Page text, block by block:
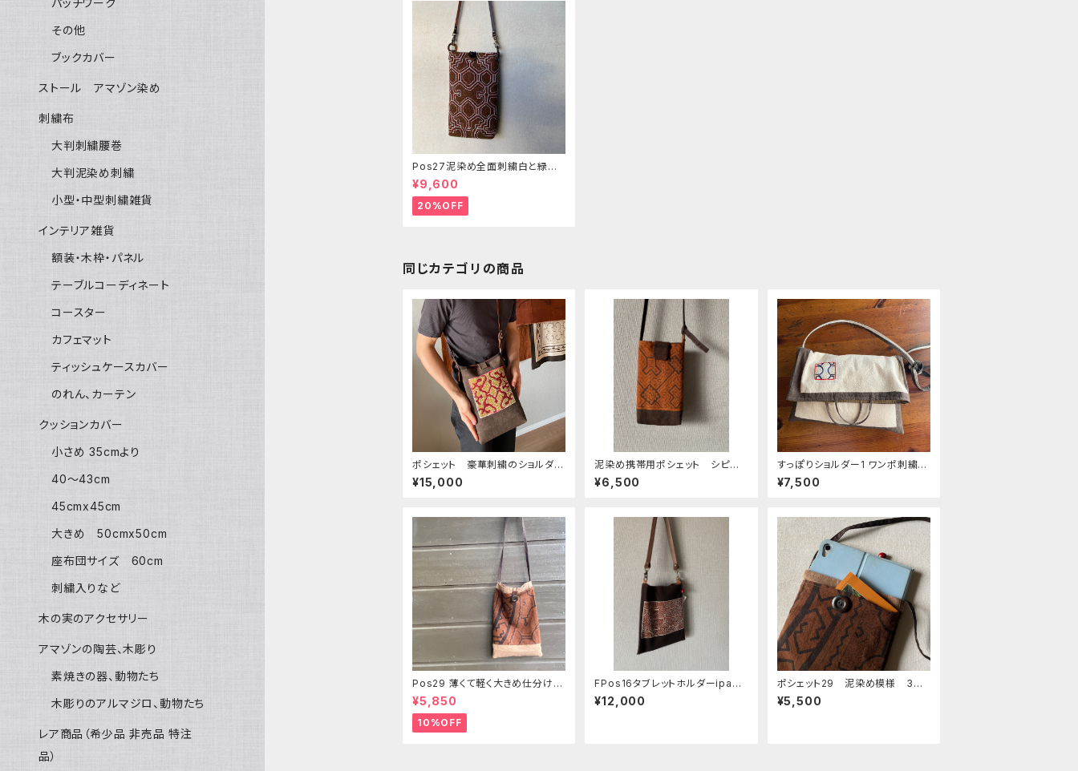
Pos27泥染め全面刺繍白と緑縦
長携帯用ポシェット2 シピボ族の
手刺繍
¥9,600
20%OFF
同じカテゴリの商品
ポシェット 豪華刺繍のショルダー
ポシェット 赤と黄色特大 縦長
ふかふか マグネットホック
¥15,000
泥染め携帯用ポシェット シピボ
族の泥染め シンプルで軽い
¥6,500
すっぽりショルダー1 ワンポ刺繍白
シピボ族の泥染め
¥7,500
Pos29 薄くて軽く大きめ仕分けポ
シェット シピボ族の泥染め 世
界の民藝布
¥5,850
10%OFF
FPos16タブレットホルダーipad
ポシェット83 泥染め刺繍の柔ら
かいショルダー 24x28cm ホッ
¥12,000
ポシェット29 泥染め模様 3面
仕分けショルダー 裏なし シピ
ボ族の泥染め
¥5,500
その他
ブックカバー
ストール アマゾン染め
刺繍布
大判刺繍腰巻
大判泥染め刺繍
小型・中型刺繍雑貨
インテリア雑貨
額装・木枠・パネル
テーブルコーディネート
コースター
カフェマット
ティッシュケースカバー
のれん、カーテン
クッションカバー
小さめ 35cmより
40〜43cm
45cmx45cm
大きめ 50cmx50cm
座布団サイズ 60cm
刺繍入りなど
木の実のアクセサリー
アマゾンの陶芸、木彫り
素焼きの器、動物たち
木彫りのアルマジロ、動物たち
レア商品（希少品 非売品 特注
品）